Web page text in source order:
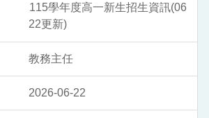
115學年度高一新生招生資訊(06
22更新)
教務主任
2026-06-22